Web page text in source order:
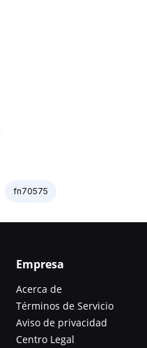
fn70575
Empresa
Acerca de
Términos de Servicio
Aviso de privacidad
Centro Legal